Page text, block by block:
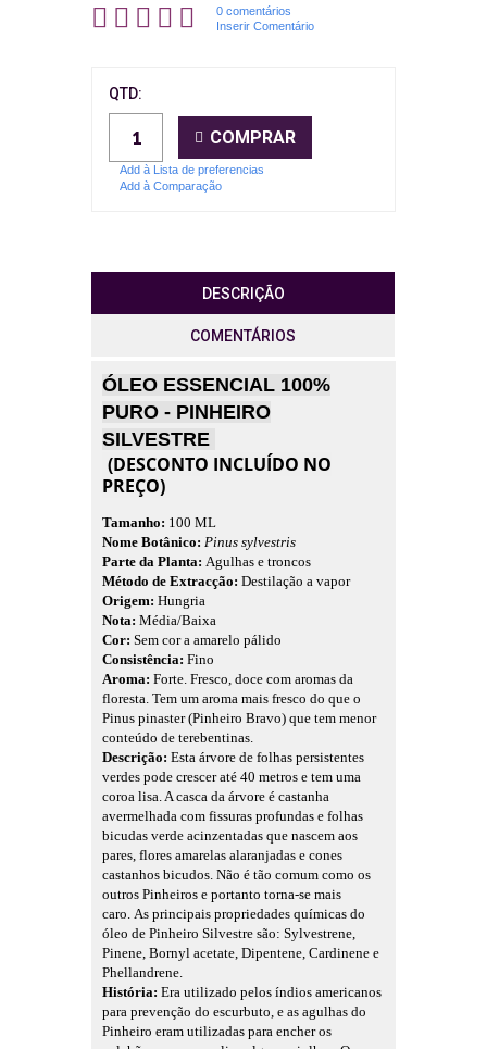
0 comentários
Inserir Comentário
QTD:
COMPRAR
Add à Lista de preferencias
Add à Comparação
DESCRIÇÃO
COMENTÁRIOS
ÓLEO ESSENCIAL 100%
PURO - PINHEIRO
SILVESTRE
(DESCONTO INCLUÍDO NO
PREÇO)
Tamanho: 100 ML
Nome Botânico: Pinus sylvestris
Parte da Planta: Agulhas e troncos
Método de Extracção: Destilação a vapor
Origem: Hungria
Nota: Média/Baixa
Cor: Sem cor a amarelo pálido
Consistência: Fino
Aroma: Forte. Fresco, doce com aromas da
floresta. Tem um aroma mais fresco do que o
Pinus pinaster (Pinheiro Bravo) que tem menor
conteúdo de terebentinas.
Descrição: Esta árvore de folhas persistentes
verdes pode crescer até 40 metros e tem uma
coroa lisa. A casca da árvore é castanha
avermelhada com fissuras profundas e folhas
bicudas verde acinzentadas que nascem aos
pares, flores amarelas alaranjadas e cones
castanhos bicudos. Não é tão comum como os
outros Pinheiros e portanto torna-se mais
caro. As principais propriedades químicas do
óleo de Pinheiro Silvestre são: Sylvestrene,
Pinene, Bornyl acetate, Dipentene, Cardinene e
Phellandrene.
História: Era utilizado pelos índios americanos
para prevenção do escurbuto, e as agulhas do
Pinheiro eram utilizadas para encher os